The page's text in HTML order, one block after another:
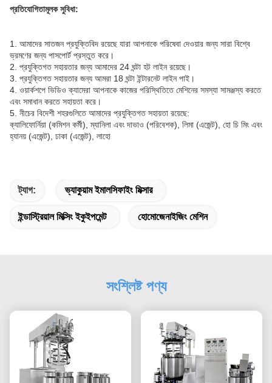
প্রতিযোগিতামূলক সুবিধা:
1. আমাদের সাতজন প্রযুক্তিবিদ রয়েছে যারা আপনাকে পরিষেবা দেওয়ার জন্য সারা বিশ্বে
ভ্রমণের জন্য পাসপোর্ট প্রস্তুত করে।
2. প্রযুক্তিগত সহায়তার জন্য আমাদের 24 ঘন্টা হট লাইন রয়েছে।
3. প্রযুক্তিগত সহায়তার জন্য আমরা 18 ঘন্টা ইন্টারনেট লাইন পাই।
4. ওয়ার্কশপে ভিডিও ক্যামেরা আপনাকে কাজের পরিস্থিতিতে মেশিনের সমস্যা সামঞ্জস্য করতে
এবং সমাধান করতে সহায়তা করে।
5. নীচের বিদেশী শহরগুলিতে আমাদের প্রযুক্তিগত সহায়তা রয়েছে:
ক্যালিফোর্নিয়া (কমিশন কর্মী), ম্যানিলা এবং দাভাও (পরিবেশক), লিমা (এজেন্ট), হো চি মিং এবং
হ্যানয় (এজেন্ট), ঢাকা (এজেন্ট), লাহো
ট্যাগ: ভ্যাকুয়াম ইমালসিফাইং মিক্সার
ইন্ডাস্ট্রিয়াল মিক্সিং ইকুইপমেন্ট হোমোজেনাইজিং মেশিন
সংশ্লিষ্ট পণ্য